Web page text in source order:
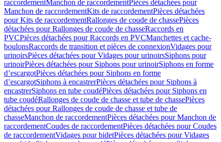
raccordementManchon de raccordementPièces détachées pour
Manchon de raccordementKits de raccordementPièces détachées
pour Kits de raccordementRallonges de coude de chassePièces
détachées pour Rallonges de coude de chasseRaccords en
PVCPièces détachées pour Raccords en PVCManchettes et cache-
boulonsRaccords de transition et pièces de connexionVidages pour
urinoirsPièces détachées pour Vidages pour urinoirsSiphons pour
urinoirPièces détachées pour Siphons pour urinoirSiphons en forme
d’escargotPièces détachées pour Siphons en forme
d’escargotSiphons à encastrerPièces détachées pour Siphons à
encastrerSiphons en tube coudéPièces détachées pour Siphons en
tube coudéRallonges de coude de chasse et tube de chassePièces
détachées pour Rallonges de coude de chasse et tube de
chasseManchon de raccordementPièces détachées pour Manchon de
raccordementCoudes de raccordementPièces détachées pour Coudes
de raccordementVidages pour bidetPièces détachées pour Vidages